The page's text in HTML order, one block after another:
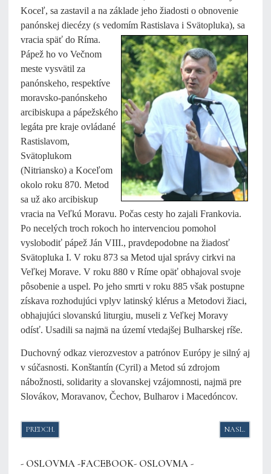
Koceľ, sa zastavil a na základe jeho žiadosti o obnovenie
panónskej diecézy (s vedomím Rastislava i Svätopluka), sa
vracia späť do Ríma.
Pápež ho vo Večnom
meste vysvätil za
panónskeho, respektíve
moravsko-panónskeho
arcibiskupa a pápežského
legáta pre kraje ovládané
Rastislavom,
Svätoplukom
(Nitriansko) a Koceľom
okolo roku 870. Metod
sa už ako arcibiskup
vracia na Veľkú Moravu. Počas cesty ho zajali Frankovia.
Po necelých troch rokoch ho intervenciou pomohol
vyslobodiť pápež Ján VIII., pravdepodobne na žiadosť
Svätopluka I. V roku 873 sa Metod ujal správy cirkvi na
Veľkej Morave. V roku 880 v Ríme opäť obhajoval svoje
pôsobenie a uspel. Po jeho smrti v roku 885 však postupne
získava rozhodujúci vplyv latinský klérus a Metodovi žiaci,
obhajujúci slovanskú liturgiu, museli z Veľkej Moravy
odísť. Usadili sa najmä na území vtedajšej Bulharskej ríše.
Duchovný odkaz vierozvestov a patrónov Európy je silný aj
v súčasnosti. Konštantín (Cyril) a Metod sú zdrojom
nábožnosti, solidarity a slovanskej vzájomnosti, najmä pre
Slovákov, Moravanov, Čechov, Bulharov i Macedóncov.
PREDCHÁDZAJÚCI ČLÁNOK: PODPÍSALI ZMLUVU O PODPORE NADÁCIE
PREDCH. NASL.
- OSLOVMA -FACEBOOK- OSLOVMA -